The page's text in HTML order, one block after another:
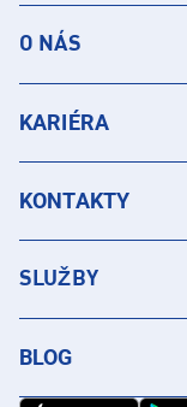
O NÁS
KARIÉRA
KONTAKTY
SLUŽBY
BLOG